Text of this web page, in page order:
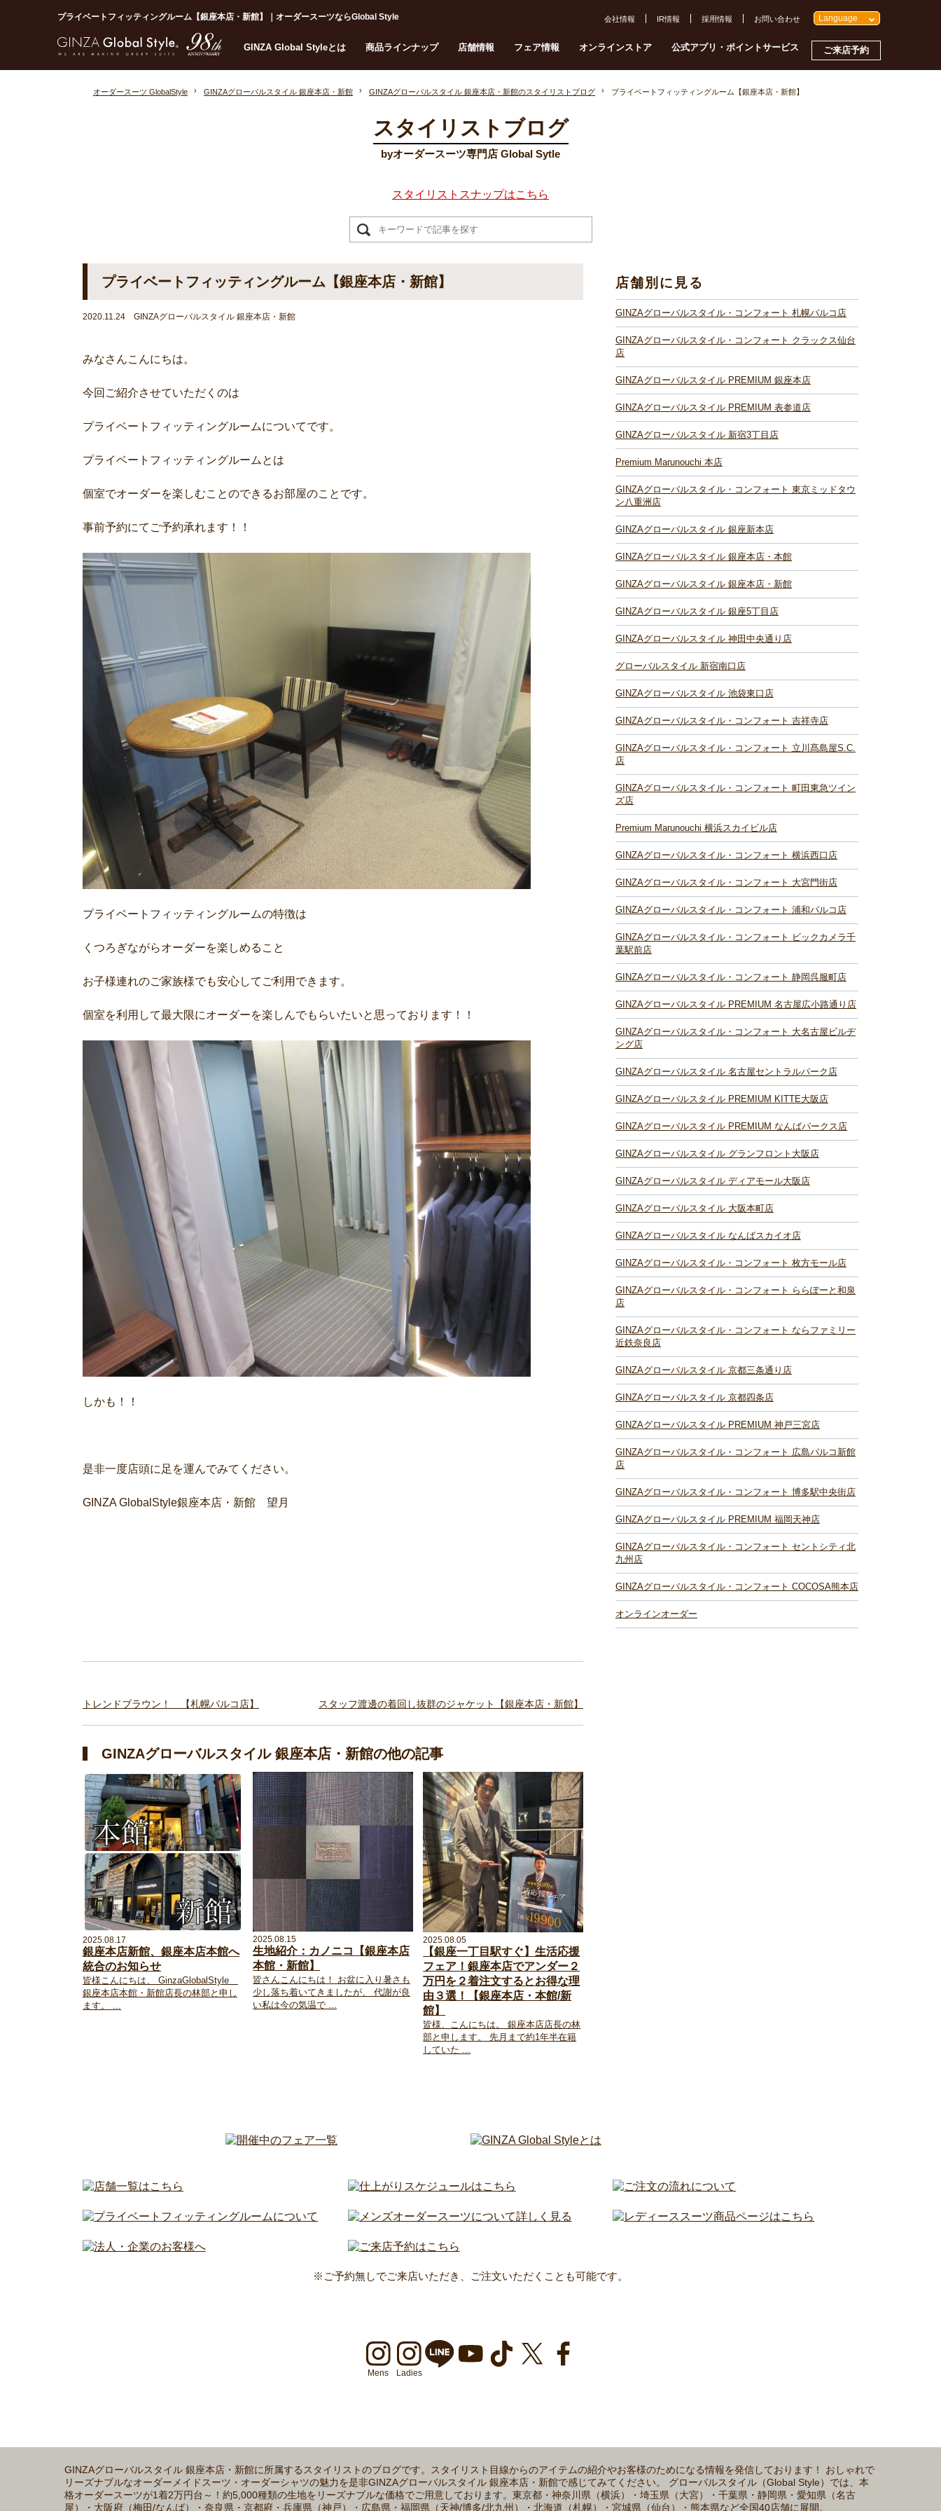
プライベートフィッティングルーム【銀座本店・新館】｜オーダースーツならGlobal Style
GINZA Global Styleとは 商品ラインナップ 店舗情報 フェア情報 オンラインストア 公式アプリ・ポイントサービス ご来店予約
会社情報 IR情報 採用情報 お問い合わせ Language
オーダースーツ GlobalStyle GINZAグローバルスタイル 銀座本店・新館 GINZAグローバルスタイル 銀座本店・新館のスタイリストブログ プライベートフィッティングルーム【銀座本店・新館】
スタイリストブログ
byオーダースーツ専門店 Global Sytle
スタイリストスナップはこちら
プライベートフィッティングルーム【銀座本店・新館】
2020.11.24 GINZAグローバルスタイル 銀座本店・新館
みなさんこんにちは。
今回ご紹介させていただくのは
プライベートフィッティングルームについてです。
プライベートフィッティングルームとは
個室でオーダーを楽しむことのできるお部屋のことです。
事前予約にてご予約承れます！！
プライベートフィッティングルームの特徴は
くつろぎながらオーダーを楽しめること
お子様連れのご家族様でも安心してご利用できます。
個室を利用して最大限にオーダーを楽しんでもらいたいと思っております！！
しかも！！
是非一度店頭に足を運んでみてください。
GINZA GlobalStyle銀座本店・新館 望月
トレンドブラウン！ 【札幌パルコ店】 スタッフ渡邊の着回し抜群のジャケット【銀座本店・新館】
GINZAグローバルスタイル 銀座本店・新館の他の記事
2025.08.17
銀座本店新館、銀座本店本館へ
統合のお知らせ
皆様こんにちは、 GinzaGlobalStyle
銀座本店本館・新館店長の林部と申し
ます。 ...
2025.08.15
生地紹介：カノニコ【銀座本店
本館・新館】
皆さんこんにちは！ お盆に入り暑さも
少し落ち着いてきましたが、 代謝が良
い私は今の気温で ...
2025.08.05
【銀座一丁目駅すぐ】生活応援
フェア！銀座本店でアンダー２
万円を２着注文するとお得な理
由３選！【銀座本店・本館/新
館】
皆様、こんにちは。 銀座本店店長の林
部と申します。 先月まで約1年半在籍
していた ...
店舗別に見る
GINZAグローバルスタイル・コンフォート 札幌パルコ店
GINZAグローバルスタイル・コンフォート クラックス仙台
店
GINZAグローバルスタイル PREMIUM 銀座本店
GINZAグローバルスタイル PREMIUM 表参道店
GINZAグローバルスタイル 新宿3丁目店
Premium Marunouchi 本店
GINZAグローバルスタイル・コンフォート 東京ミッドタウ
ン八重洲店
GINZAグローバルスタイル 銀座新本店
GINZAグローバルスタイル 銀座本店・本館
GINZAグローバルスタイル 銀座本店・新館
GINZAグローバルスタイル 銀座5丁目店
GINZAグローバルスタイル 神田中央通り店
グローバルスタイル 新宿南口店
GINZAグローバルスタイル 池袋東口店
GINZAグローバルスタイル・コンフォート 吉祥寺店
GINZAグローバルスタイル・コンフォート 立川髙島屋S.C.
店
GINZAグローバルスタイル・コンフォート 町田東急ツイン
ズ店
Premium Marunouchi 横浜スカイビル店
GINZAグローバルスタイル・コンフォート 横浜西口店
GINZAグローバルスタイル・コンフォート 大宮門街店
GINZAグローバルスタイル・コンフォート 浦和パルコ店
GINZAグローバルスタイル・コンフォート ビックカメラ千
葉駅前店
GINZAグローバルスタイル・コンフォート 静岡呉服町店
GINZAグローバルスタイル PREMIUM 名古屋広小路通り店
GINZAグローバルスタイル・コンフォート 大名古屋ビルヂ
ング店
GINZAグローバルスタイル 名古屋セントラルパーク店
GINZAグローバルスタイル PREMIUM KITTE大阪店
GINZAグローバルスタイル PREMIUM なんばパークス店
GINZAグローバルスタイル グランフロント大阪店
GINZAグローバルスタイル ディアモール大阪店
GINZAグローバルスタイル 大阪本町店
GINZAグローバルスタイル なんばスカイオ店
GINZAグローバルスタイル・コンフォート 枚方モール店
GINZAグローバルスタイル・コンフォート ららぽーと和泉
店
GINZAグローバルスタイル・コンフォート ならファミリー
近鉄奈良店
GINZAグローバルスタイル 京都三条通り店
GINZAグローバルスタイル 京都四条店
GINZAグローバルスタイル PREMIUM 神戸三宮店
GINZAグローバルスタイル・コンフォート 広島パルコ新館
店
GINZAグローバルスタイル・コンフォート 博多駅中央街店
GINZAグローバルスタイル PREMIUM 福岡天神店
GINZAグローバルスタイル・コンフォート セントシティ北
九州店
GINZAグローバルスタイル・コンフォート COCOSA熊本店
オンラインオーダー
※ご予約無しでご来店いただき、ご注文いただくことも可能です。
Mens Ladies
GINZAグローバルスタイル 銀座本店・新館に所属するスタイリストのブログです。スタイリスト目線からのアイテムの紹介やお客様のためになる情報を発信しております！ おしゃれで
リーズナブルなオーダーメイドスーツ・オーダーシャツの魅力を是非GINZAグローバルスタイル 銀座本店・新館で感じてみてください。 グローバルスタイル（Global Style）では、本
格オーダースーツが1着2万円台～！約5,000種類の生地をリーズナブルな価格でご用意しております。東京都・神奈川県（横浜）・埼玉県（大宮）・千葉県・静岡県・愛知県（名古
屋）・大阪府（梅田/なんば）・奈良県・京都府・兵庫県（神戸）・広島県・福岡県（天神/博多/北九州）・北海道（札幌）・宮城県（仙台）・熊本県など全国40店舗に展開。